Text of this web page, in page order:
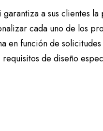
garantiza a sus clientes
cada uno de los
en función de
requisitos de diseño